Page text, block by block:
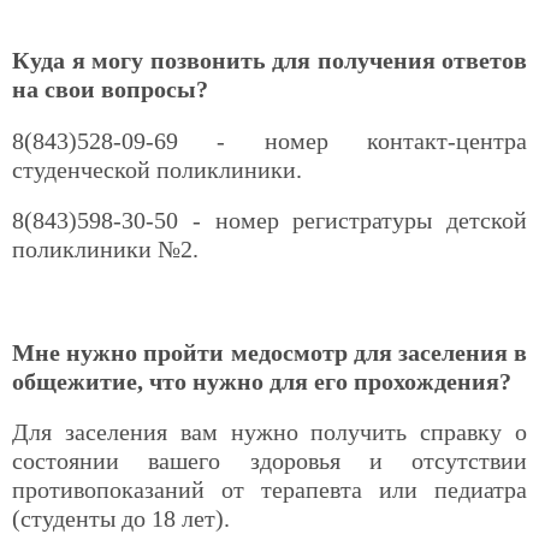
Куда я могу позвонить для получения ответов
на свои вопросы?
8(843)528-09-69 - номер контакт-центра
студенческой поликлиники.
8(843)598-30-50 - номер регистратуры детской
поликлиники №2.
Мне нужно пройти медосмотр для заселения в
общежитие, что нужно для его прохождения?
Для заселения вам нужно получить справку о
состоянии вашего здоровья и отсутствии
противопоказаний от терапевта или педиатра
(студенты до 18 лет).